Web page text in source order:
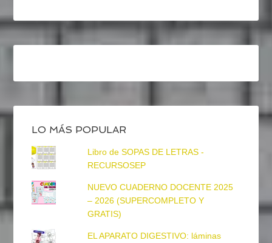
LO MÁS POPULAR
Libro de SOPAS DE LETRAS -
RECURSOSEP
NUEVO CUADERNO DOCENTE 2025
– 2026 (SUPERCOMPLETO Y
GRATIS)
EL APARATO DIGESTIVO: láminas